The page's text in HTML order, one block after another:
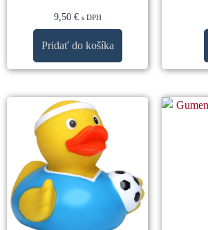
9,50 € s DPH
Pridať do košíka